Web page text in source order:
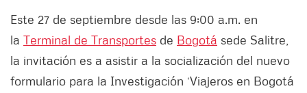
Este 27 de septiembre desde las 9:00 a.m. en
la Terminal de Transportes de Bogotá sede Salitre,
la invitación es a asistir a la socialización del nuevo
formulario para la Investigación ‘Viajeros en Bogotá